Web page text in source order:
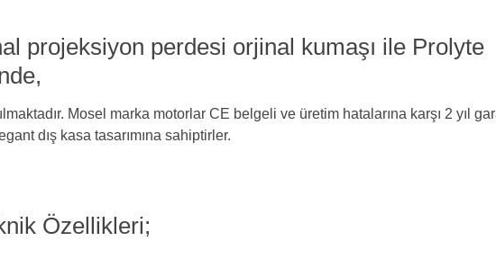
projeksiyon perdesi orjinal kumaşı ile Prolyte
Mosel marka motorlar CE belgeli ve üretim hatalarına karşı 2 yıl
dış kasa tasarımına sahiptirler.
Özellikleri;